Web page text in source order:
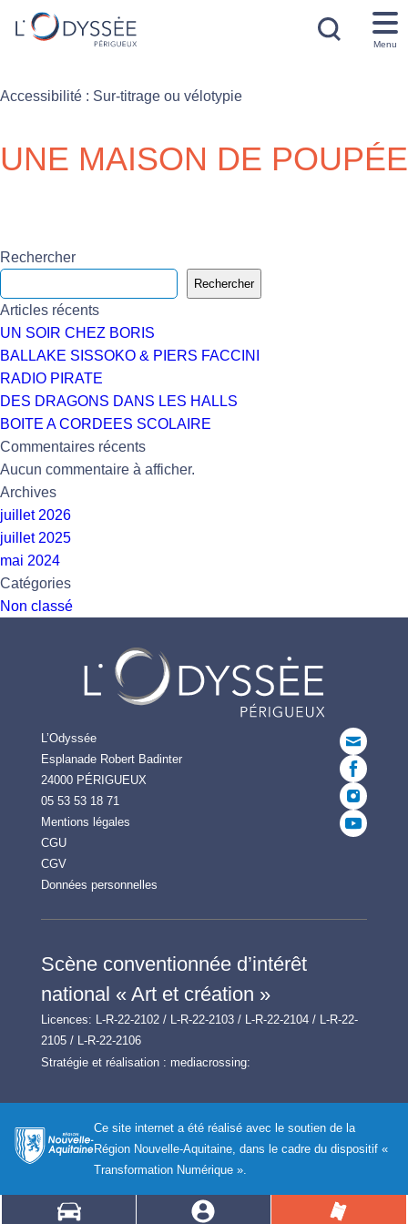
Menu
Accessibilité : Sur-titrage ou vélotypie
UNE MAISON DE POUPÉE
Rechercher
Rechercher
Articles récents
UN SOIR CHEZ BORIS
BALLAKE SISSOKO & PIERS FACCINI
RADIO PIRATE
DES DRAGONS DANS LES HALLS
BOITE A CORDEES SCOLAIRE
Commentaires récents
Aucun commentaire à afficher.
Archives
juillet 2026
juillet 2025
mai 2024
Catégories
Non classé
L’Odyssée
Esplanade Robert Badinter
24000 PÉRIGUEUX
05 53 53 18 71
Mentions légales
CGU
CGV
Données personnelles
Scène conventionnée d’intérêt
national « Art et création »
Licences: L-R-22-2102 / L-R-22-2103 / L-R-22-2104 / L-R-22-
2105 / L-R-22-2106
Stratégie et réalisation : mediacrossing:
Ce site internet a été réalisé avec le soutien de la
Région Nouvelle-Aquitaine, dans le cadre du dispositif «
Transformation Numérique ».